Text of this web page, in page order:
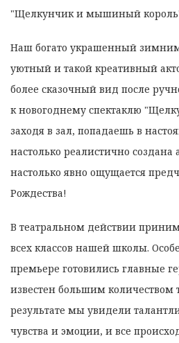
"Щелкунчик и мышиный
Наш богато украшенный
уютный и такой креативный
более сказочный вид после
к новогоднему спектаклю
заходя в зал, попадаешь в
настолько реалистично создана
настолько явно ощущается
Рождества!
В театральном действии
всех классов нашей школы.
премьере готовились главные
известен большим количеством
результате мы увидели
чувства и эмоции, и все